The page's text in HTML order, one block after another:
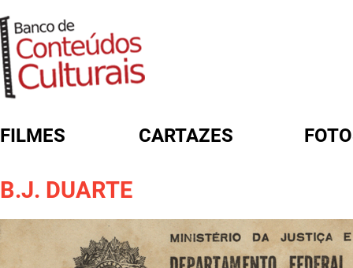
FILMES CARTAZES
B.J. DUARTEFORMULÁRIO DE BUSCA